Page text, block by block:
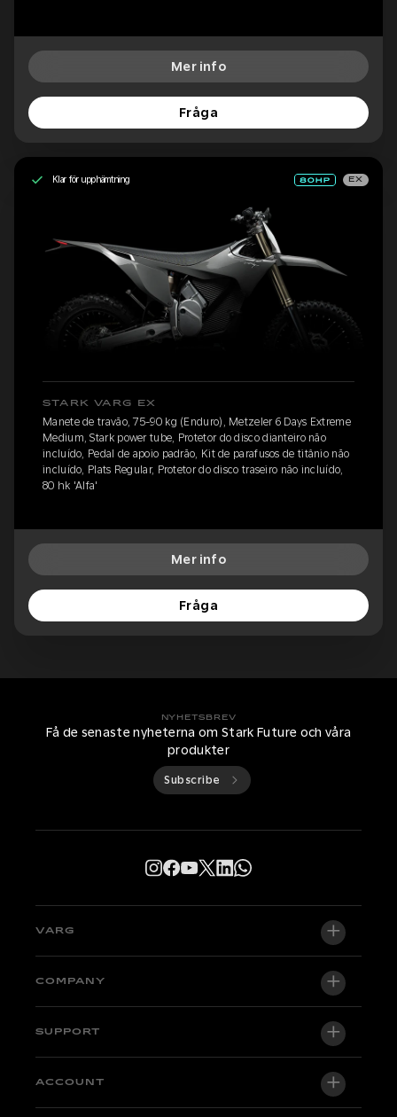
Mer info
Fråga
Klar för upphämtning EX
STARK VARG EX
Manete de travão, 75-90 kg (Enduro), Metzeler 6 Days Extreme
Medium, Stark power tube, Protetor do disco dianteiro não
incluído, Pedal de apoio padrão, Kit de parafusos de titânio não
incluído, Plats Regular, Protetor do disco traseiro não incluído,
80 hk 'Alfa'
Mer info
Fråga
NYHETSBREV
Få de senaste nyheterna om Stark Future och våra
produkter
Subscribe
VARG
VARG EX
Factory Edition
Motorcyklar i lager
COMPANY
Om oss
SUPPORT
Support
ACCOUNT